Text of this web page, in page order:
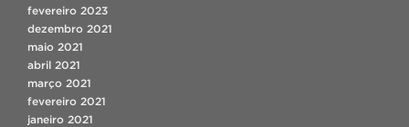
fevereiro 2023
dezembro 2021
maio 2021
abril 2021
março 2021
fevereiro 2021
janeiro 2021